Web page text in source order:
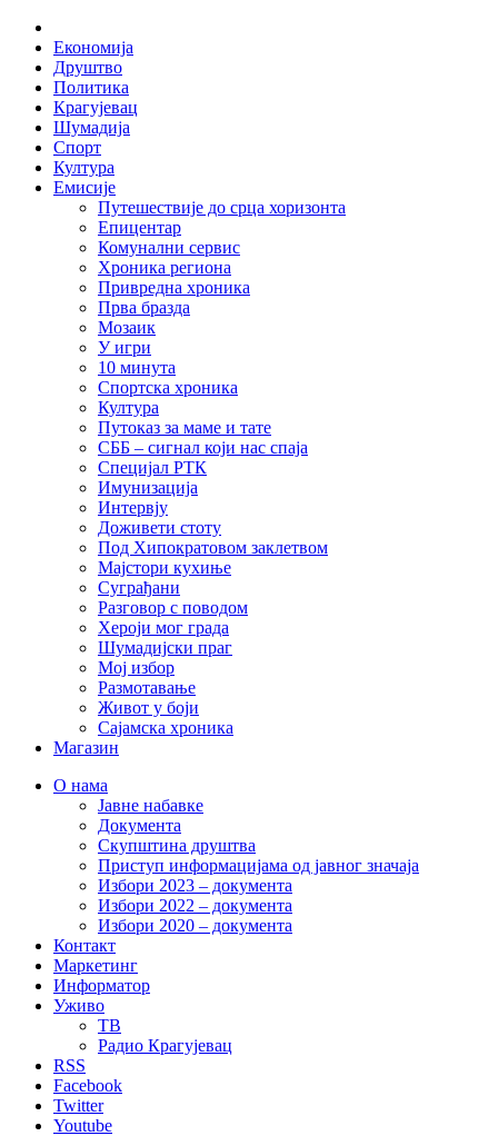
Skip
content
Економија
Друштво
Политика
Крагујевац
Шумадија
Спорт
Култура
Емисије
Путешествије до срца хоризонта
Епицентар
Комунални сервис
Хроника региона
Привредна хроника
Прва бразда
Мозаик
У игри
10 минута
Спортска хроника
Култура
Путоказ за маме и тате
СББ – сигнал који нас спаја
Специјал РТК
Имунизација
Интервју
Доживети стоту
Под Хипократовом заклетвом
Мајстори кухиње
Суграђани
Разговор с поводом
Хероји мог града
Шумадијски праг
Мој избор
Размотавање
Живот у боји
Сајамска хроника
Магазин
О нама
Јавне набавке
Документа
Скупштина друштва
Приступ информацијама од јавног значаја
Избори 2023 – документа
Избори 2022 – документа
Избори 2020 – документа
Контакт
Маркетинг
Информатор
Уживо
ТВ
Радио Крагујевац
RSS
Facebook
Twitter
Youtube